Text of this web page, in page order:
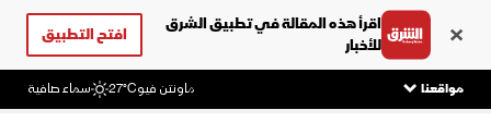
اقرأ هذه المقالة في تطبيق الشرق
للأخبار
افتح التطبيق
مواقعنا ماونتن فيو27°C سماء صافية